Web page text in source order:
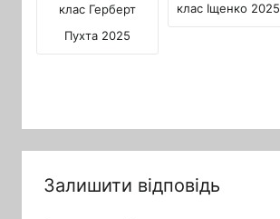
клас Герберт
Пухта 2025
клас Іщенко 2025
Залишити відповідь